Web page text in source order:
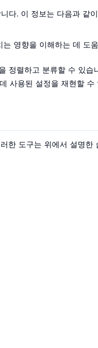
다. 이 정보는 다음과 같
영향을 이해하는 데 도
정렬하고 분류할 수 있습
사용된 설정을 재현할 수
한 도구는 위에서 설명한